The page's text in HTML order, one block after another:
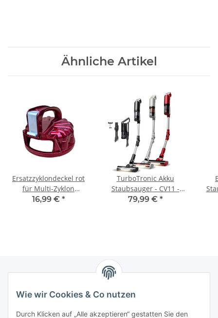
Ähnliche Artikel
Ersatzzyklondeckel rot
für Multi-Zyklon
Staubsauger
16,99 € *
TurboTronic Akku
Staubsauger - CV11 -
kabelloser 2in1
79,99 € *
Newsletter Abonnieren
Bitte senden Sie mir entsprechend Ihrer
Wie wir Cookies & Co nutzen
Durch Klicken auf „Alle akzeptieren“ gestatten Sie den